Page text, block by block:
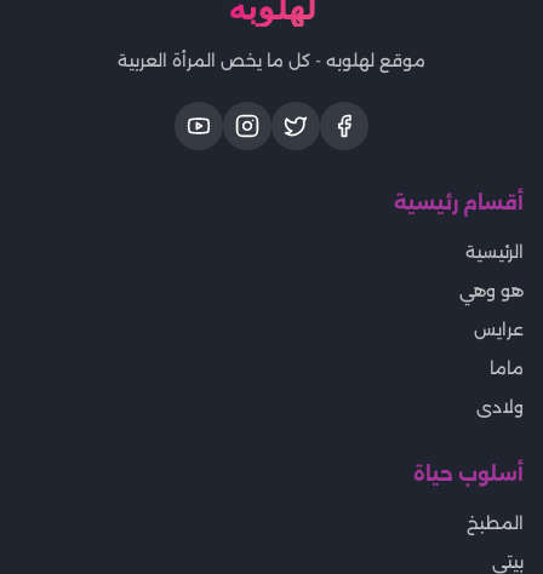
موقع لهلوبه - كل ما يخص المرأة العربية
أقسام رئيسية
الرئيسية
هو وهي
عرايس
ماما
ولادى
أسلوب حياة
المطبخ
بيتى